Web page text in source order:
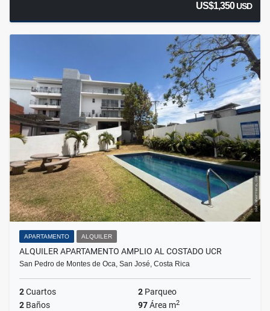
US$1,350USD
APARTAMENTO ALQUILER
ALQUILER APARTAMENTO AMPLIO AL COSTADO UCR
San Pedro de Montes de Oca, San José, Costa Rica
2Cuartos 2 Parqueo
2 Baños 97Área m2